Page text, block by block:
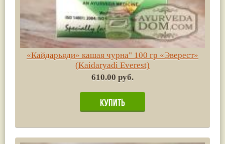
«Кайдарьяди» кашая чурна" 100 гр «Эверест»
(Kaidaryadi Everest)
610.00 руб.